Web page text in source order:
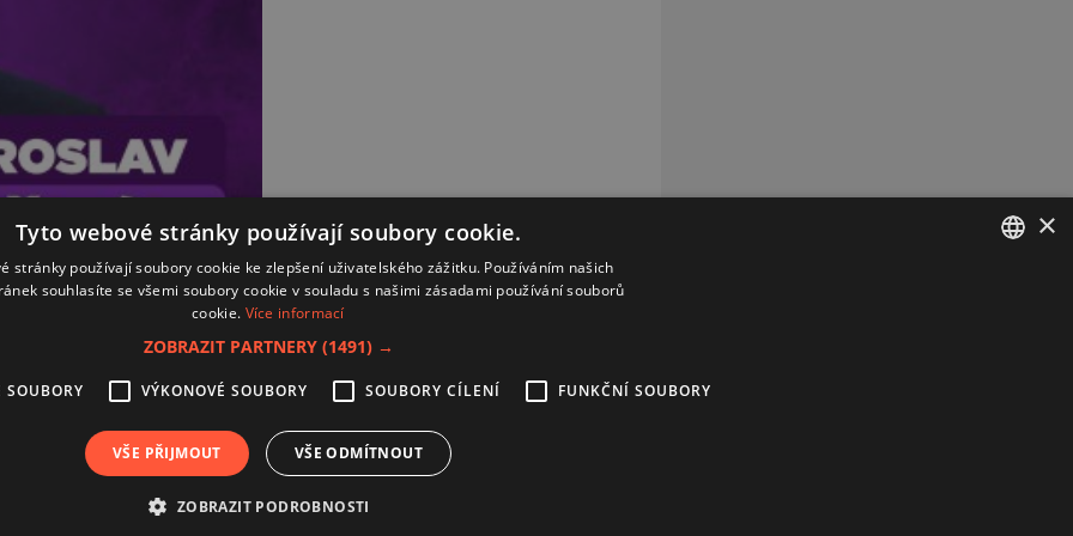
Kontakt
Zásady používání souborů cookies
Zpracování osobních údajů
Nastavení cookies
×
Tyto webové stránky používají soubory cookie.
stránky používají soubory cookie ke zlepšení uživatelského zážitku. Používáním našich
souhlasíte se všemi soubory cookie v souladu s našimi zásadami používání souborů
cookie. Více informací
ZOBRAZIT PARTNERY (1491) →
SOUBORY VÝKONOVÉ SOUBORY SOUBORY CÍLENÍ FUNKČNÍ SOUBORY
VŠE PŘIJMOUT VŠE ODMÍTNOUT
ZOBRAZIT PODROBNOSTI